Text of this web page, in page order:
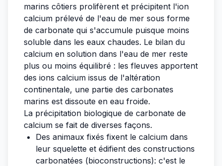
marins côtiers prolifèrent et précipitent l'ion
calcium prélevé de l'eau de mer sous forme
de carbonate qui s'accumule puisque moins
soluble dans les eaux chaudes. Le bilan du
calcium en solution dans l'eau de mer reste
plus ou moins équilibré : les fleuves apportent
des ions calcium issus de l'altération
continentale, une partie des carbonates
marins est dissoute en eau froide.
La précipitation biologique de carbonate de
calcium se fait de diverses façons.
Des animaux fixés fixent le calcium dans
leur squelette et édifient des constructions
carbonatées (bioconstructions): c'est le